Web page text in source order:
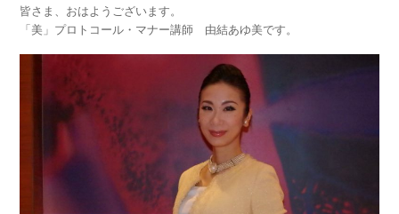
皆さま、おはようございます。
「美」プロトコール・マナー講師 由結あゆ美です。